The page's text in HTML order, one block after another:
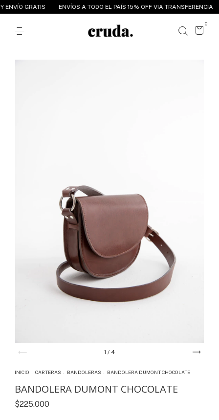
GRATIS ENVÍOS A TODO EL PAÍS 15% OFF VIA TRANSFERENCIA
0
1 / 4
INICIO CARTERAS BANDOLERAS BANDOLERA DUMONT CHOCOLATE
BANDOLERA DUMONT CHOCOLATE
$225.000